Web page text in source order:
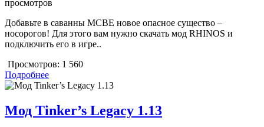
просмотров
Добавьте в саванны MCBE новое опасное существо –
носорогов! Для этого вам нужно скачать мод RHINOS и
подключить его в игре..
Просмотров: 1 560
Подробнее
Мод Tinker’s Legacy 1.13